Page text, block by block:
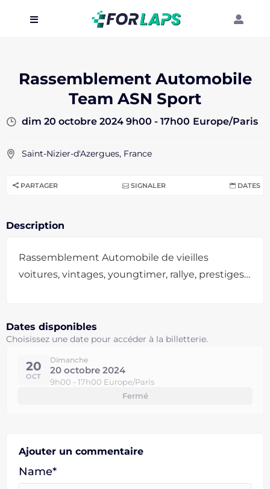
Événements
Organisateur
Rassemblement Automobile
Team ASN Sport
dim 20 octobre 2024 9h00 - 17h00 Europe/Paris
Saint-Nizier-d'Azergues, France
PARTAGER SIGNALER DATES
Description
Rassemblement Automobile de vieilles
voitures, vintages, youngtimer, rallye, prestiges…
Dates disponibles
Choisissez une date pour accéder à la billetterie.
20
OCT
Dimanche
20 octobre 2024
9h00 - 17h00 Europe/Paris
Fermé
Ajouter un commentaire
Name*